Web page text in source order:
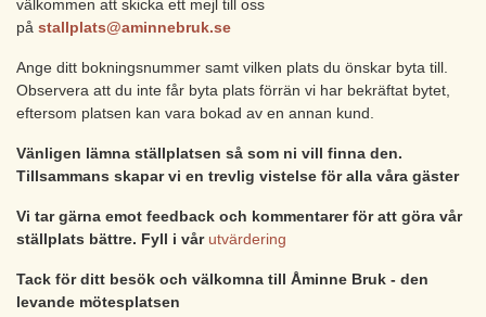
välkommen att skicka ett mejl till oss
på stallplats@aminnebruk.se
Ange ditt bokningsnummer samt vilken plats du önskar byta till.
Observera att du inte får byta plats förrän vi har bekräftat bytet,
eftersom platsen kan vara bokad av en annan kund.
Vänligen lämna ställplatsen så som ni vill finna den.
Tillsammans skapar vi en trevlig vistelse för alla våra gäster
Vi tar gärna emot feedback och kommentarer för att göra vår
ställplats bättre. Fyll i vår utvärdering
Tack för ditt besök och välkomna till Åminne Bruk - den
levande mötesplatsen